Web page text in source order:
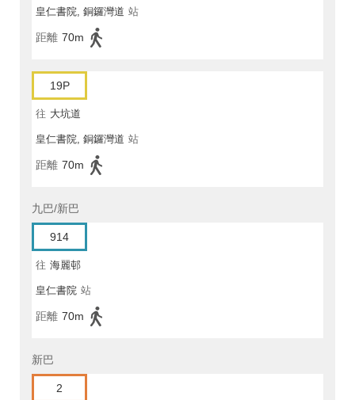
皇仁書院, 銅鑼灣道 站
距離 70m
19P
往 大坑道
皇仁書院, 銅鑼灣道 站
距離 70m
九巴/新巴
914
往 海麗邨
皇仁書院 站
距離 70m
新巴
2